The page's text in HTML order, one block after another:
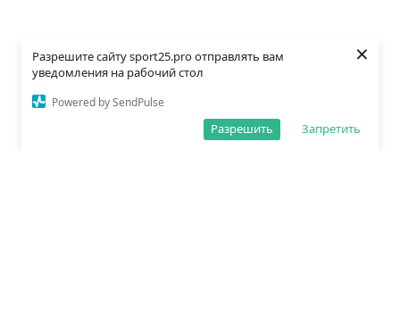
Разрешите сайту sport25.pro отправлять вам
уведомления на рабочий стол
Powered by SendPulse
Запретить
Разрешить
×